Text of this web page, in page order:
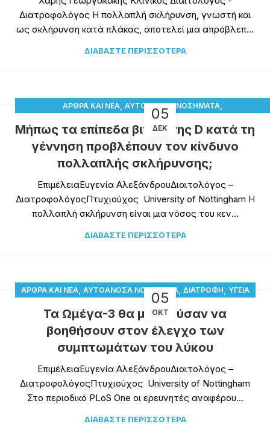
Διατροφολόγος Η πολλαπλή σκλήρυνση, γνωστή και
ως σκλήρυνση κατά πλάκας, αποτελεί μια απρόβλεπ...
ΔΙΑΒΆΣΤΕ ΠΕΡΙΣΣΌΤΕΡΑ
05
ΔΕΚ
ΆΡΘΡΑ ΚΑΙ ΝΈΑ ΑΥΤΟΆΝΟΣΑ ΝΟΣΉΜΑΤΑ
ΠΑΡΑΤΗΡΗΤΉΡΙΟ ΒΙΤΑΜΊΝΗΣ D
ΥΓΕΊΑ
Μήπως τα επίπεδα βιταμίνης D κατά τη
γέννηση προβλέπουν τον κίνδυνο
πολλαπλής σκλήρυνσης;
ΕπιμέλειαΕυγενία ΑλεξάνδρουΔιαιτολόγος –
ΔιατροφολόγοςΠτυχιούχος University of Nottingham Η
πολλαπλή σκλήρυνση είναι μια νόσος του κεν...
ΔΙΑΒΆΣΤΕ ΠΕΡΙΣΣΌΤΕΡΑ
05
ΟΚΤ
ΆΡΘΡΑ ΚΑΙ ΝΈΑ ΑΥΤΟΆΝΟΣΑ ΝΟΣΉΜΑΤΑ ΔΙΑΤΡΟΦΉ ΥΓΕΊΑ
Τα Ωμέγα-3 θα μπορούσαν να
βοηθήσουν στον έλεγχο των
συμπτωμάτων του λύκου
ΕπιμέλειαΕυγενία ΑλεξάνδρουΔιαιτολόγος –
ΔιατροφολόγοςΠτυχιούχος University of Nottingham
Στο περιοδικό PLoS One οι ερευνητές αναφέρου...
ΔΙΑΒΆΣΤΕ ΠΕΡΙΣΣΌΤΕΡΑ